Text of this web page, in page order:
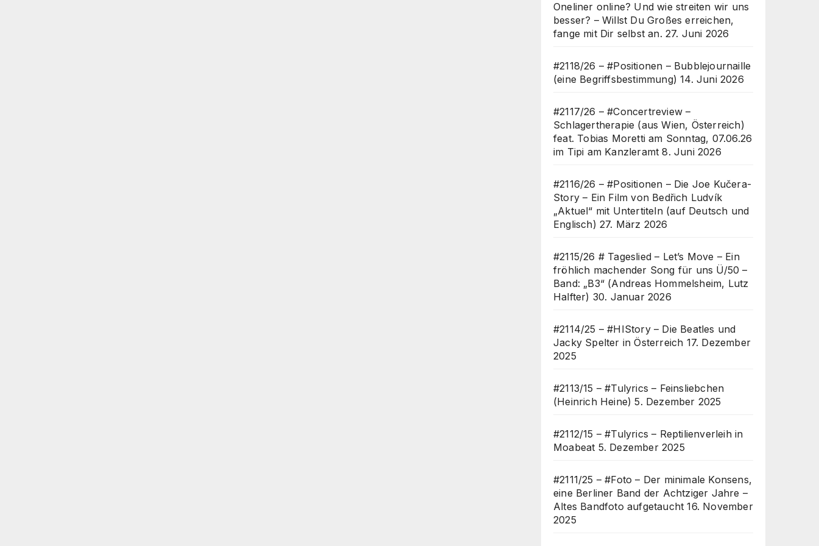
Oneliner online? Und wie streiten wir uns
besser? – Willst Du Großes erreichen,
fange mit Dir selbst an. 27. Juni 2026
#2118/26 – #Positionen – Bubblejournaille
(eine Begriffsbestimmung) 14. Juni 2026
#2117/26 – #Concertreview –
Schlagertherapie (aus Wien, Österreich)
feat. Tobias Moretti am Sonntag, 07.06.26
im Tipi am Kanzleramt 8. Juni 2026
#2116/26 – #Positionen – Die Joe Kučera-
Story – Ein Film von Bedřich Ludvík
„Aktuel“ mit Untertiteln (auf Deutsch und
Englisch) 27. März 2026
#2115/26 # Tageslied – Let’s Move – Ein
fröhlich machender Song für uns Ü/50 –
Band: „B3“ (Andreas Hommelsheim, Lutz
Halfter) 30. Januar 2026
#2114/25 – #HIStory – Die Beatles und
Jacky Spelter in Österreich 17. Dezember
2025
#2113/15 – #Tulyrics – Feinsliebchen
(Heinrich Heine) 5. Dezember 2025
#2112/15 – #Tulyrics – Reptilienverleih in
Moabeat 5. Dezember 2025
#2111/25 – #Foto – Der minimale Konsens,
eine Berliner Band der Achtziger Jahre –
Altes Bandfoto aufgetaucht 16. November
2025